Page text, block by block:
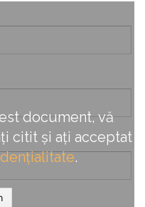
document, vă
citit și ați acceptat
.